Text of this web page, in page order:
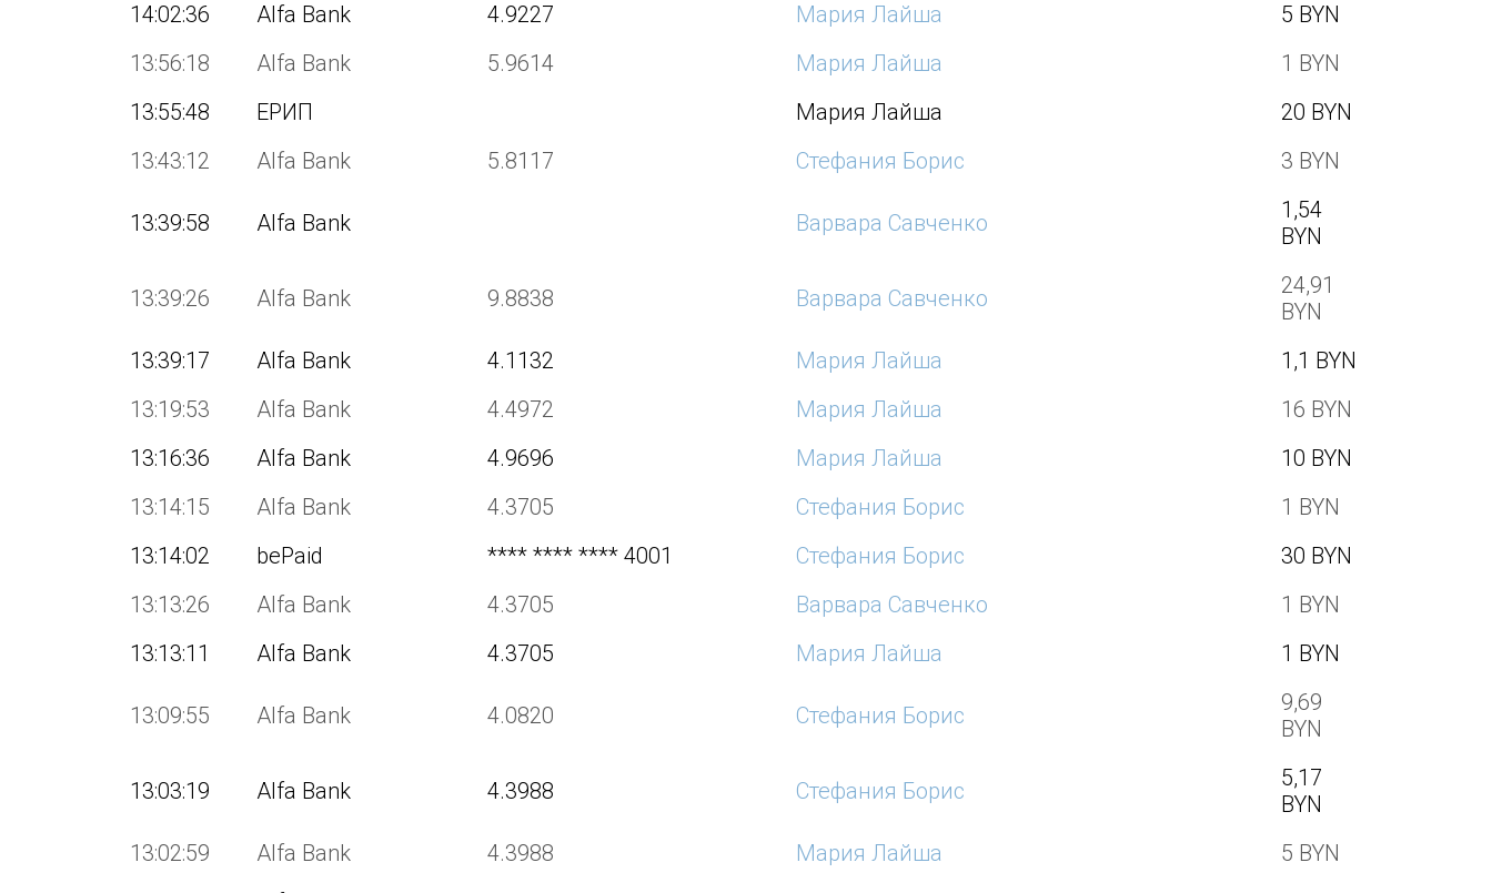
14:02:36
Alfa Bank 4.9227 Мария Лайша
5 BYN
13:56:18
Alfa Bank 5.9614 Мария Лайша
1 BYN
13:55:48
ЕРИП Мария Лайша
20 BYN
13:43:12
Alfa Bank 5.8117 Стефания Борис 3 BYN
13:39:58 Alfa Bank Варвара Савченко
1,54
BYN
13:39:26 Alfa Bank 9.8838 Варвара Савченко
24,91
BYN
13:39:17
Alfa Bank 4.1132 Мария Лайша
1,1 BYN
13:19:53
Alfa Bank 4.4972 Мария Лайша
16 BYN
13:16:36
Alfa Bank 4.9696 Мария Лайша
10 BYN
13:14:15
Alfa Bank 4.3705 Стефания Борис
1 BYN
13:14:02
bePaid **** **** **** 4001 Стефания Борис
30 BYN
13:13:26
Alfa Bank 4.3705 Варвара Савченко
1 BYN
13:13:11
Alfa Bank 4.3705 Мария Лайша 1 BYN
13:09:55 Alfa Bank 4.0820 Стефания Борис
9,69
BYN
13:03:19 Alfa Bank 4.3988 Стефания Борис
5,17
BYN
13:02:59
Alfa Bank 4.3988 Мария Лайша
5 BYN